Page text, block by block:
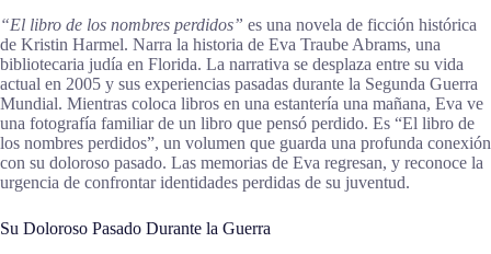
“El libro de los nombres perdidos” es una novela de ficción histórica
de Kristin Harmel. Narra la historia de Eva Traube Abrams, una
bibliotecaria judía en Florida. La narrativa se desplaza entre su vida
actual en 2005 y sus experiencias pasadas durante la Segunda Guerra
Mundial. Mientras coloca libros en una estantería una mañana, Eva ve
una fotografía familiar de un libro que pensó perdido. Es “El libro de
los nombres perdidos”, un volumen que guarda una profunda conexión
con su doloroso pasado. Las memorias de Eva regresan, y reconoce la
urgencia de confrontar identidades perdidas de su juventud.
Su Doloroso Pasado Durante la Guerra